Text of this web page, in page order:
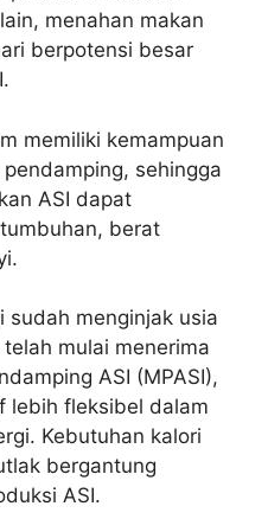
menahan makan
berpotensi besar
memiliki kemampuan
sehingga
ASI dapat
berat
sudah menginjak usia
mulai menerima
ASI (MPASI),
lebih fleksibel dalam
Kebutuhan kalori
bergantung
ASI.